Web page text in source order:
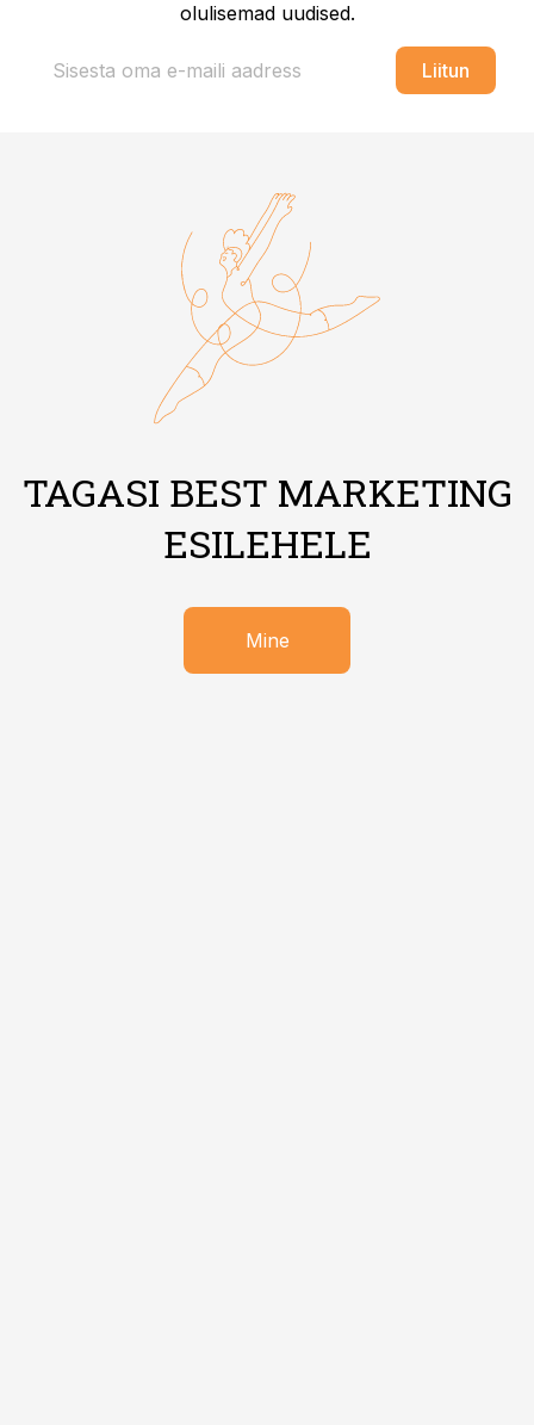
olulisemad uudised.
Liitun
TAGASI BEST MARKETING
ESILEHELE
Mine